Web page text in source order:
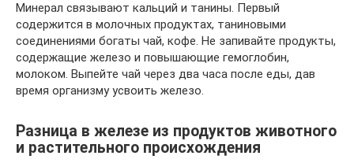
Минерал связывают кальций и танины. Первый
содержится в молочных продуктах, таниновыми
соединениями богаты чай, кофе. Не запивайте продукты,
содержащие железо и повышающие гемоглобин,
молоком. Выпейте чай через два часа после еды, дав
время организму усвоить железо.
Разница в железе из продуктов животного
и растительного происхождения